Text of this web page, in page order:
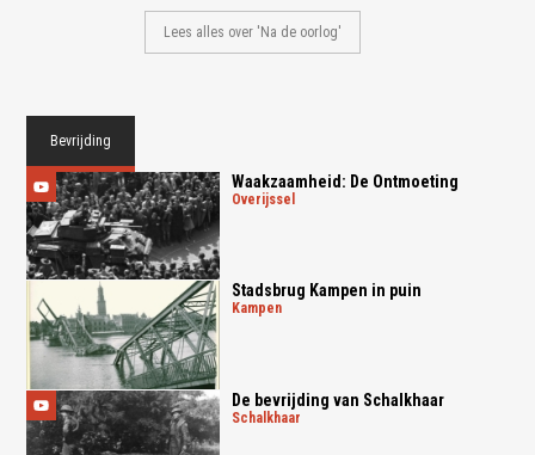
Lees alles over 'Na de oorlog'
Bevrijding
Waakzaamheid: De Ontmoeting
overijssel
Stadsbrug Kampen in puin
kampen
De bevrijding van Schalkhaar
schalkhaar